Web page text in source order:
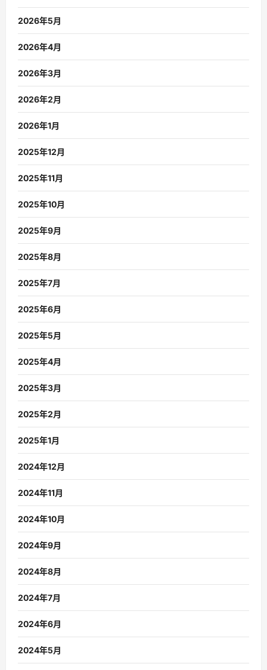
2026年5月
2026年4月
2026年3月
2026年2月
2026年1月
2025年12月
2025年11月
2025年10月
2025年9月
2025年8月
2025年7月
2025年6月
2025年5月
2025年4月
2025年3月
2025年2月
2025年1月
2024年12月
2024年11月
2024年10月
2024年9月
2024年8月
2024年7月
2024年6月
2024年5月